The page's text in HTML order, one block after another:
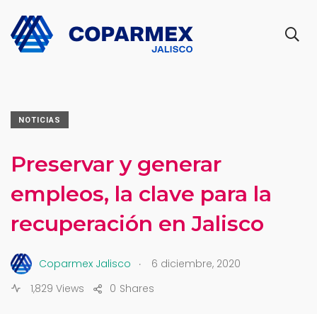
NOTICIAS
Preservar y generar
empleos, la clave para la
recuperación en Jalisco
Coparmex Jalisco .
6 diciembre, 2020
1,829 Views
Shares
0